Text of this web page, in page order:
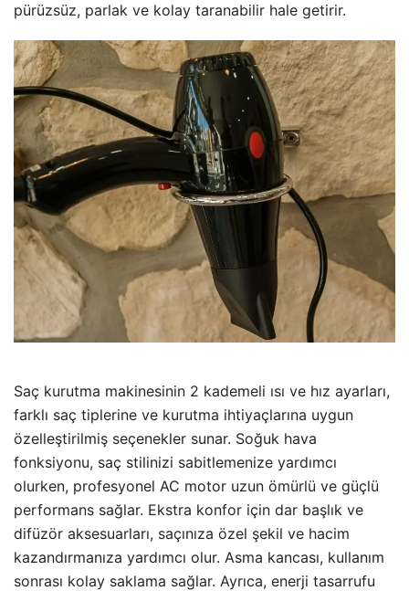
pürüzsüz, parlak ve kolay taranabilir hale getirir.
Saç kurutma makinesinin 2 kademeli ısı ve hız ayarları,
farklı saç tiplerine ve kurutma ihtiyaçlarına uygun
özelleştirilmiş seçenekler sunar. Soğuk hava
fonksiyonu, saç stilinizi sabitlemenize yardımcı
olurken, profesyonel AC motor uzun ömürlü ve güçlü
performans sağlar. Ekstra konfor için dar başlık ve
difüzör aksesuarları, saçınıza özel şekil ve hacim
kazandırmanıza yardımcı olur. Asma kancası, kullanım
sonrası kolay saklama sağlar. Ayrıca, enerji tasarrufu